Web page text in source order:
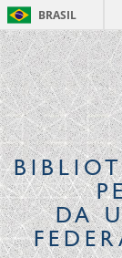
BRASIL
DA